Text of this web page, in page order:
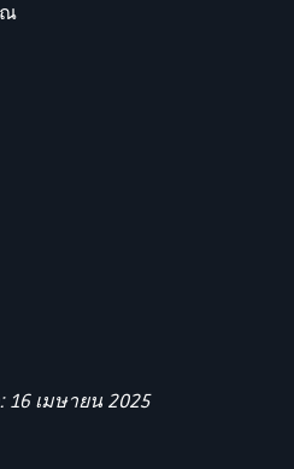
ณ
เมษายน 2025